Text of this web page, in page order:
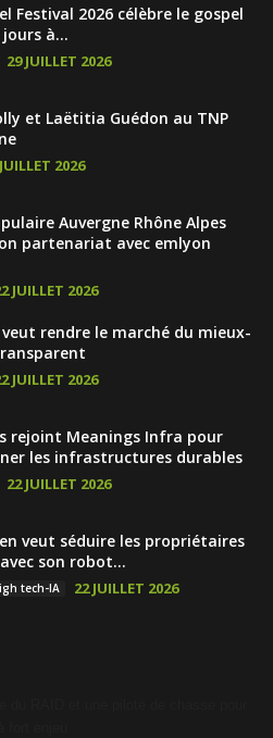
Festival 2026 célèbre le gospel
à...
29 JUILLET 2026
et Laëtitia Guédon au TNP
2026
Auvergne Rhône Alpes
partenariat avec emlyon
JUILLET 2026
veut rendre le marché du mieux-
JUILLET 2026
rejoint Meanings Infra pour
les infrastructures durables
22 JUILLET 2026
veut séduire les propriétaires
son robot...
tech-IA 22 JUILLET 2026